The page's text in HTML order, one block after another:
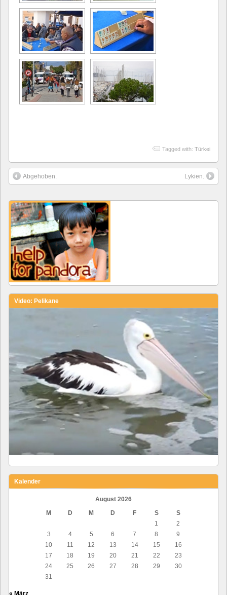
Tagged with: Türkei
Abgehoben. Lykien.
Video: Pelikane
Kalender
August 2026
M
D M D F S
S
1
2
3
4 5 6 7 8
9
10
11 12 13 14 15
16
17
18 19 20 21 22
23
24
25 26 27 28 29
30
31
« März